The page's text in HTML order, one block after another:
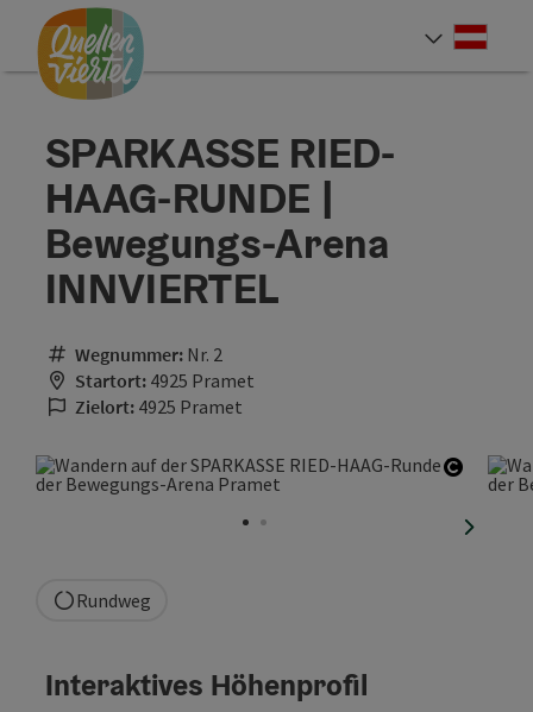
Zum Inhalt
Zur Navigation
Zum Seitenanfang
SPARKASSE RIED-
HAAG-RUNDE |
Bewegungs-Arena
INNVIERTEL
Wegnummer: Nr. 2
Startort: 4925 Pramet
Zielort: 4925 Pramet
Rundweg
Interaktives Höhenprofil